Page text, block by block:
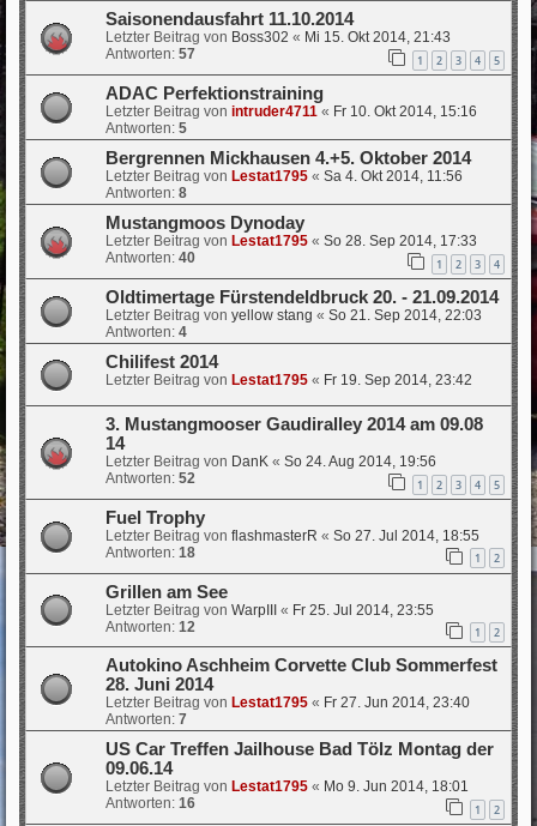
Saisonendausfahrt 11.10.2014
Letzter Beitrag von Boss302 « Mi 15. Okt 2014, 21:43
Antworten: 57 1 2 3 4 5
ADAC Perfektionstraining
Letzter Beitrag von intruder4711 « Fr 10. Okt 2014, 15:16
Antworten: 5
Bergrennen Mickhausen 4.+5. Oktober 2014
Letzter Beitrag von Lestat1795 « Sa 4. Okt 2014, 11:56
Antworten: 8
Mustangmoos Dynoday
Letzter Beitrag von Lestat1795 « So 28. Sep 2014, 17:33
Antworten: 40 1 2 3 4
Oldtimertage Fürstendeldbruck 20. - 21.09.2014
Letzter Beitrag von yellow stang « So 21. Sep 2014, 22:03
Antworten: 4
Chilifest 2014
Letzter Beitrag von Lestat1795 « Fr 19. Sep 2014, 23:42
3. Mustangmooser Gaudiralley 2014 am 09.08
14
Letzter Beitrag von DanK « So 24. Aug 2014, 19:56
Antworten: 52 1 2 3 4 5
Fuel Trophy
Letzter Beitrag von flashmasterR « So 27. Jul 2014, 18:55
Antworten: 18 1 2
Grillen am See
Letzter Beitrag von WarpIII « Fr 25. Jul 2014, 23:55
Antworten: 12 1 2
Autokino Aschheim Corvette Club Sommerfest
28. Juni 2014
Letzter Beitrag von Lestat1795 « Fr 27. Jun 2014, 23:40
Antworten: 7
US Car Treffen Jailhouse Bad Tölz Montag der
09.06.14
Letzter Beitrag von Lestat1795 « Mo 9. Jun 2014, 18:01
Antworten: 16 1 2